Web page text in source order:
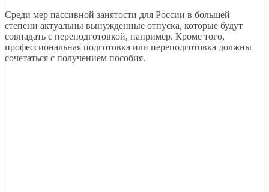
Среди мер пассивной занятости для России в большей
степени актуальны вынужденные отпуска, которые будут
совпадать с переподготовкой, например. Кроме того,
профессиональная подготовка или переподготовка должны
сочетаться с получением пособия.